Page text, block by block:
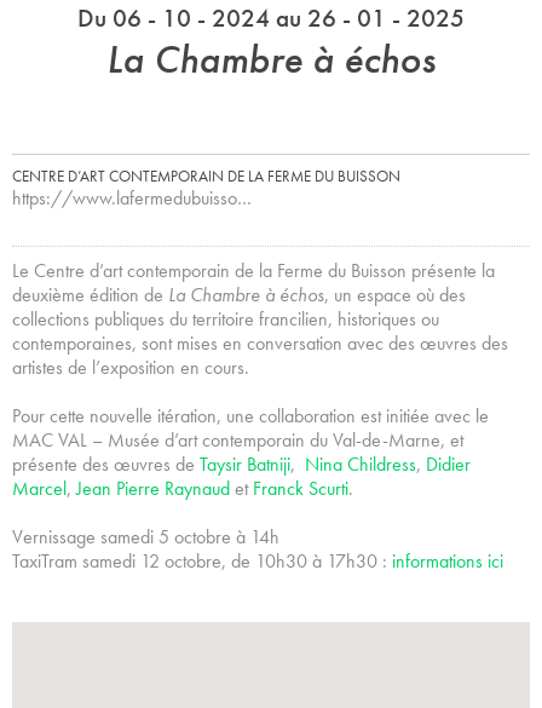
Du 06 - 10 - 2024 au 26 - 01 - 2025
La Chambre à échos
CENTRE D’ART CONTEMPORAIN DE LA FERME DU BUISSON
https://www.lafermedubuisso…
Le Centre d’art contemporain de la Ferme du Buisson présente la
deuxième édition de La Chambre à échos, un espace où des
collections publiques du territoire francilien, historiques ou
contemporaines, sont mises en conversation avec des œuvres des
artistes de l’exposition en cours.
Pour cette nouvelle itération, une collaboration est initiée avec le
MAC VAL – Musée d’art contemporain du Val-de-Marne, et
présente des œuvres de Taysir Batniji, Nina Childress, Didier
Marcel,Jean Pierre RaynaudetFranck Scurti.
Vernissage samedi 5 octobre à 14h
TaxiTram samedi 12 octobre, de 10h30 à 17h30 : informations ici